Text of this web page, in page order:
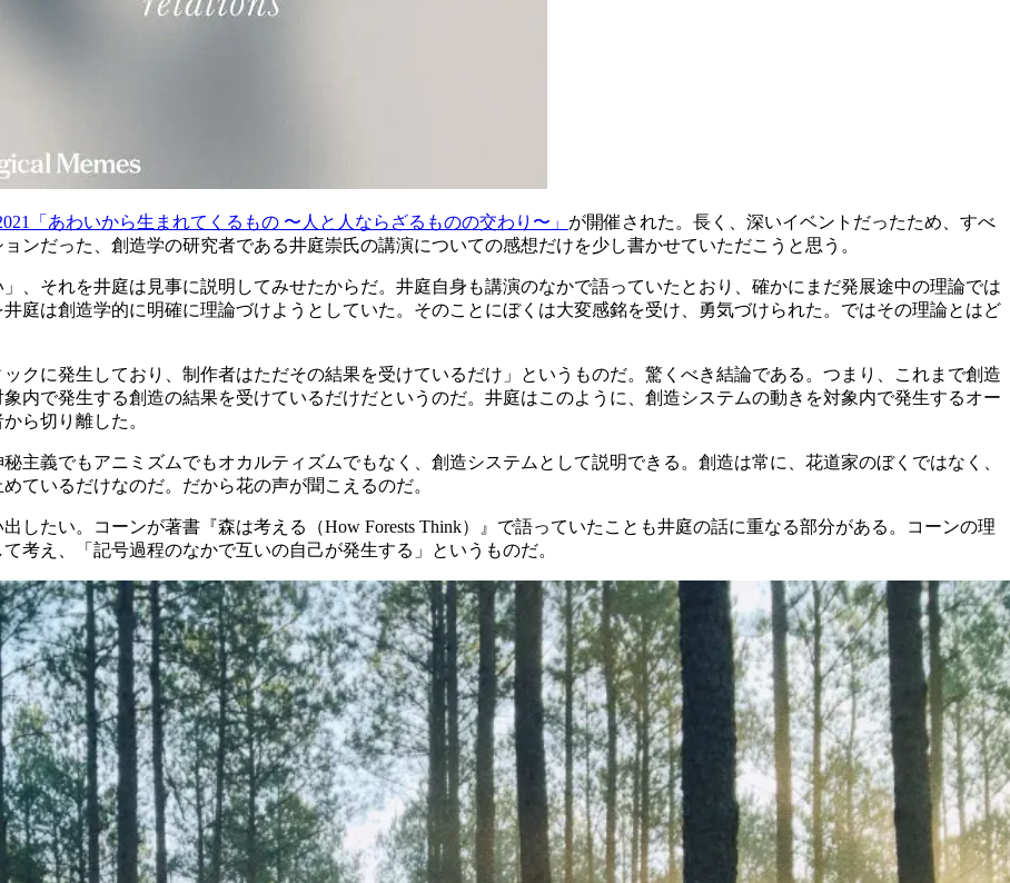
「あわいから生まれてくるもの 〜人と人ならざるものの交わり〜」 が開催された。長く、深いイベントだったため、すべ
ンだった、創造学の研究者である井庭崇氏の講演についての感想だけを少し書かせていただこうと思う。
、それを井庭は見事に説明してみせたからだ。井庭自身も講演のなかで語っていたとおり、確かにまだ発展途中の理論では
庭は創造学的に明確に理論づけようとしていた。そのことにぼくは大変感銘を受け、勇気づけられた。ではその理論とはど
クに発生しており、制作者はただその結果を受けているだけ」というものだ。驚くべき結論である。つまり、これまで創造
内で発生する創造の結果を受けているだけだというのだ。井庭はこのように、創造システムの動きを対象内で発生するオー
ら切り離した。
主義でもアニミズムでもオカルティズムでもなく、創造システムとして説明できる。創造は常に、花道家のぼくではなく、
ているだけなのだ。だから花の声が聞こえるのだ。
したい。コーンが著書『森は考える（How Forests Think）』で語っていたことも井庭の話に重なる部分がある。コーンの理
考え、「記号過程のなかで互いの自己が発生する」というものだ。